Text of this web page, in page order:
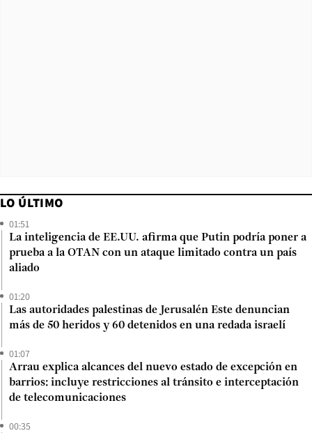
LO ÚLTIMO
01:51
La inteligencia de EE.UU. afirma que Putin podría poner a
prueba a la OTAN con un ataque limitado contra un país
aliado
01:20
Las autoridades palestinas de Jerusalén Este denuncian
más de 50 heridos y 60 detenidos en una redada israelí
01:07
Arrau explica alcances del nuevo estado de excepción en
barrios: incluye restricciones al tránsito e interceptación
de telecomunicaciones
00:35